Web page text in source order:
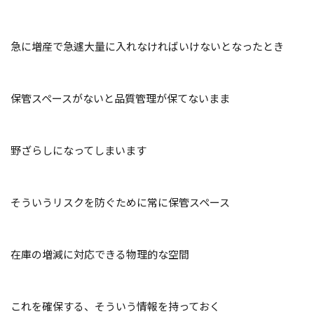
急に増産で急遽大量に入れなければいけないとなったとき
保管スペースがないと品質管理が保てないまま
野ざらしになってしまいます
そういうリスクを防ぐために常に保管スペース
在庫の増減に対応できる物理的な空間
これを確保する、そういう情報を持っておく